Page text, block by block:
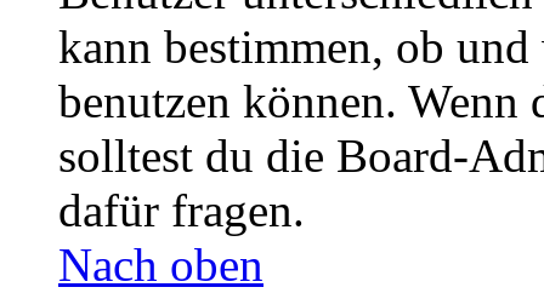
kann bestimmen, ob
benutzen können. Wenn
solltest du die Board-
dafür fragen.
Nach oben